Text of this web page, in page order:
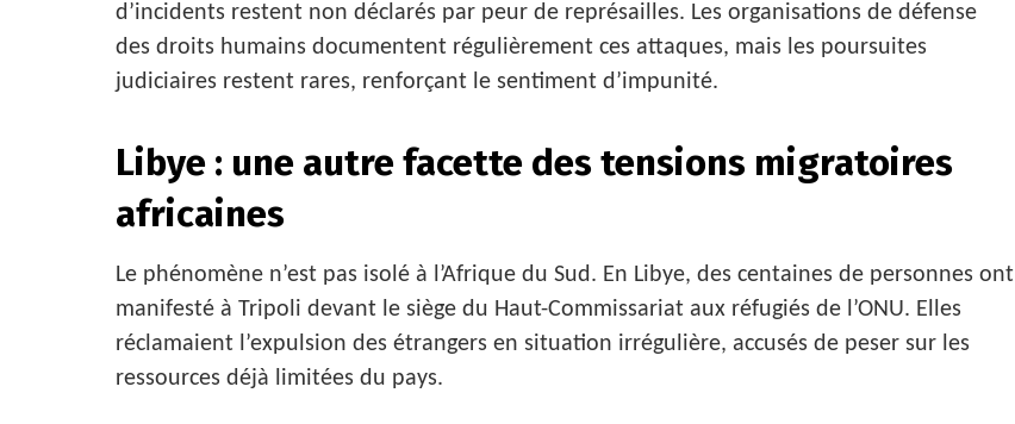
d’incidents restent non déclarés par peur de représailles. Les organisations de défense
des droits humains documentent régulièrement ces attaques, mais les poursuites
judiciaires restent rares, renforçant le sentiment d’impunité.
Libye : une autre facette des tensions migratoires
africaines
Le phénomène n’est pas isolé à l’Afrique du Sud. En Libye, des centaines de personnes ont
manifesté à Tripoli devant le siège du Haut-Commissariat aux réfugiés de l’ONU. Elles
réclamaient l’expulsion des étrangers en situation irrégulière, accusés de peser sur les
ressources déjà limitées du pays.